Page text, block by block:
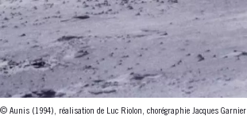
© Aunis (1994), réalisation de Luc Riolon, chorégraphie Jacques Garnier